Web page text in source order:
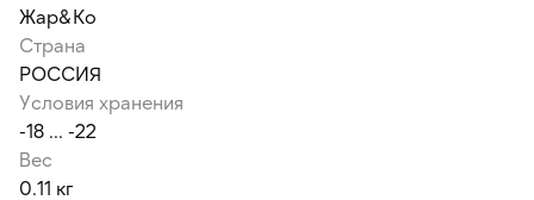
Жар&Ко
Страна
РОССИЯ
Условия хранения
-18 ... -22
Вес
0.11 кг